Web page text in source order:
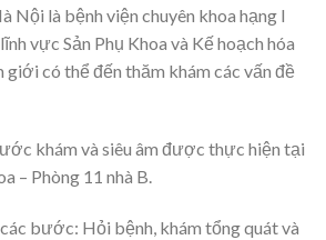
Nội là bệnh viện chuyên khoa hạng I
vực Sản Phụ Khoa và Kế hoạch hóa
giới có thể đến thăm khám các vấn đề
khám và siêu âm được thực hiện tại
– Phòng 11 nhà B.
bước: Hỏi bệnh, khám tổng quát và